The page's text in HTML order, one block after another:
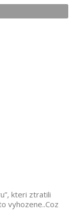
kteri ztratili
vyhozene..Coz